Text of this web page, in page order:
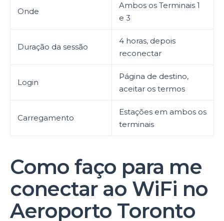
Onde
Ambos os Terminais 1
e 3
Duração da sessão
4 horas, depois
reconectar
Login
Página de destino,
aceitar os termos
Carregamento
Estações em ambos os
terminais
Como faço para me
conectar ao WiFi no
Aeroporto Toronto